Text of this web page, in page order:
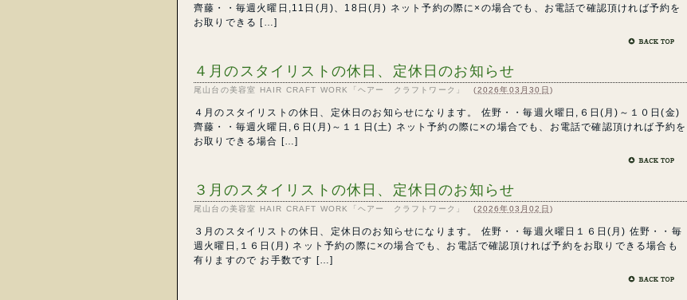
齊藤・・毎週火曜日,11日(月)、18日(月) ネット予約の際に×の場合でも、お電話で確認頂ければ予約を
お取りできる […]
４月のスタイリストの休日、定休日のお知らせ
尾山台の美容室 HAIR CRAFT WORK「ヘアー クラフトワーク」 (2026年03月30日 )
４月のスタイリストの休日、定休日のお知らせになります。 佐野・・毎週火曜日,６日(月)～１０日(金)
齊藤・・毎週火曜日,６日(月)～１１日(土) ネット予約の際に×の場合でも、お電話で確認頂ければ予約を
お取りできる場合 […]
３月のスタイリストの休日、定休日のお知らせ
尾山台の美容室 HAIR CRAFT WORK「ヘアー クラフトワーク」 (2026年03月02日 )
３月のスタイリストの休日、定休日のお知らせになります。 佐野・・毎週火曜日１６日(月) 佐野・・毎
週火曜日,１６日(月) ネット予約の際に×の場合でも、お電話で確認頂ければ予約をお取りできる場合も
有りますので お手数です […]